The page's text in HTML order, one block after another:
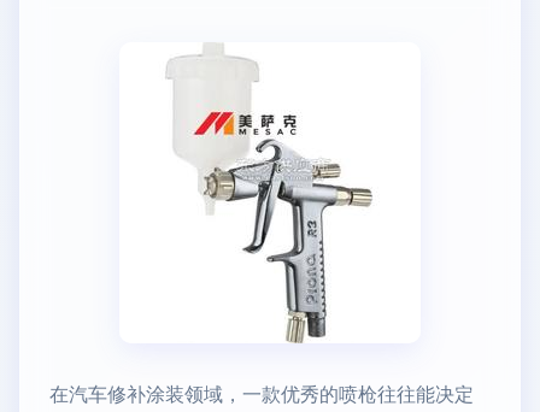
在汽车修补涂装领域，一款优秀的喷枪往往能决定